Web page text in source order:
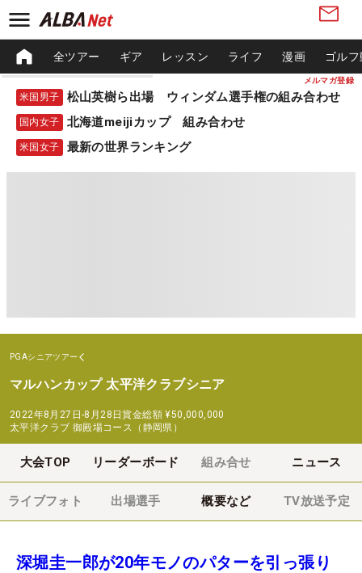
メルマガ登録
全ツアー ギア レッスン ライフ 漫画 ゴル
米国男子 松山英樹ら出場 ウィンダム選手権の組み合わせ
国内女子 北海道meijiカップ 組み合わせ
米国女子 最新の世界ランキング
PGAシニアツアー
マルハンカップ 太平洋クラブシニア
2022年8月27日-8月28日賞金総額 ¥50,000,000
太平洋クラブ 御殿場コース（静岡県）
大会TOP リーダーボード 組み合せ ニュース
ライブフォト 出場選手 概要など TV放送予定
深堀圭一郎が20年モノのパターを引っ張り